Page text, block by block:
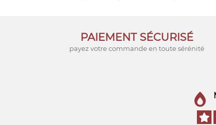
PAIEMENT SÉCURISÉ
payez votre commande en toute sérénité